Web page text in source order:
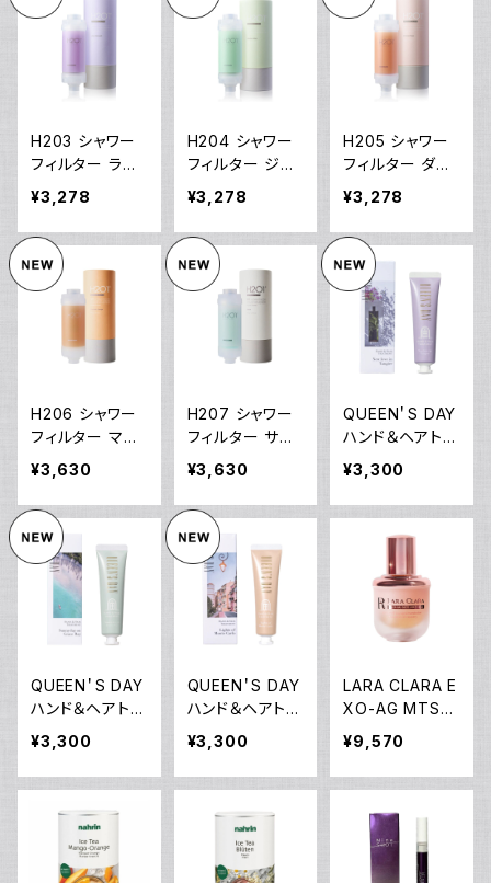
H203 シャワー
フィルター ライ
ラックブロッサム
¥3,278
H204 シャワー
フィルター ジャ
スミンミント
¥3,278
H205 シャワー
フィルター ダマ
スクローズ
¥3,278
H206 シャワー
フィルター マン
ダリン・オレンジ
¥3,630
H207 シャワー
フィルター サボ
ン
¥3,630
QUEEN＇S DAY
ハンド＆ヘアトリ
ートメント ニュ
ーラブ イン タン
ジール
¥3,300
QUEEN＇S DAY
ハンド＆ヘアトリ
ートメント サニ
ーデイ オン グレ
ースベイ
¥3,300
QUEEN＇S DAY
ハンド＆ヘアトリ
ートメント ライ
ツ オブ モンテカ
ルロ
¥3,300
LARA CLARA E
XO-AG MTS
エッセンスセラム
¥9,570